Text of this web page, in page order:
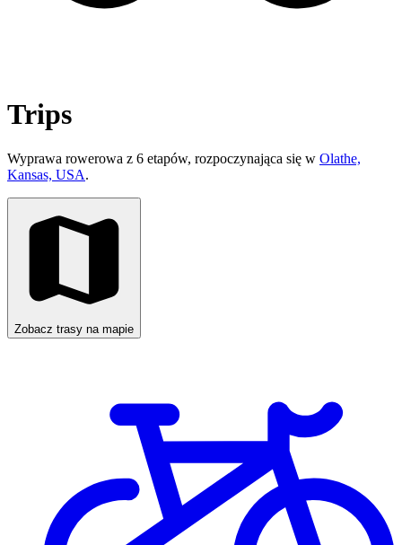
Trips
Wyprawa rowerowa z 6 etapów, rozpoczynająca się w Olathe,
Kansas, USA.
Zobacz trasy na mapie